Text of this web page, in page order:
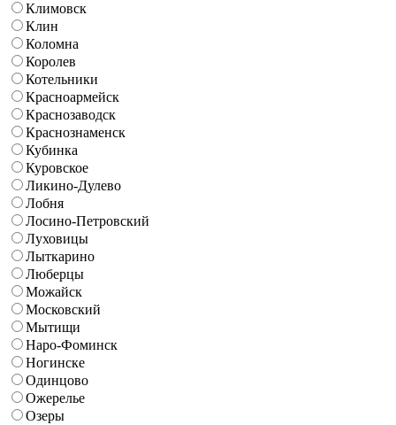
Климовск
Клин
Коломна
Королев
Котельники
Красноармейск
Краснозаводск
Краснознаменск
Кубинка
Куровское
Ликино-Дулево
Лобня
Лосино-Петровский
Луховицы
Лыткарино
Люберцы
Можайск
Московский
Мытищи
Наро-Фоминск
Ногинске
Одинцово
Ожерелье
Озеры